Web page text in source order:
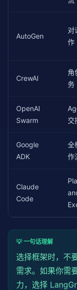
AutoGen
对
作
CrewAI
角
务
OpenAI
Swarm
交
Google
ADK
全
作
Claude
Code
💡 一句话理解
选择框架时，不
需求。如果你需
力，选择